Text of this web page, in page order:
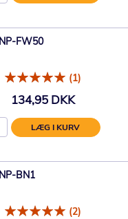
FW50
(1)
134,95 DKK
LÆG I KURV
BN1
(2)